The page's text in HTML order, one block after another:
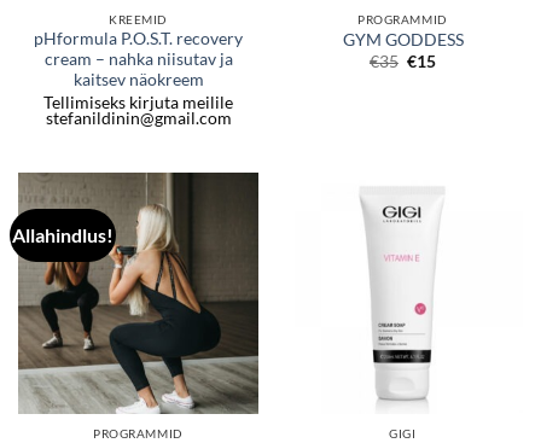
KREEMID
pHformula P.O.S.T. recovery
cream – nahka niisutav ja
kaitsev näokreem
Tellimiseks kirjuta meilile
stefanildinin@gmail.com
PROGRAMMID
GYM GODDESS
€35 Algne
€15Praegune
Allahindlus!
PROGRAMMID GIGI